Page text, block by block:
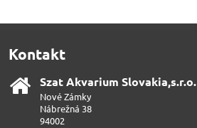
Kontakt
Szat Akvarium Slovakia,s​.r​.o​.
Nové Zámky
Nábrežná 38
94002